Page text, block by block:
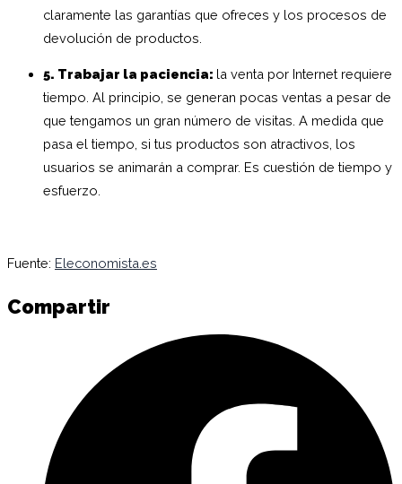
claramente las garantías que ofreces y los procesos de
devolución de productos.
5. Trabajar la paciencia: la venta por Internet requiere
tiempo. Al principio, se generan pocas ventas a pesar de
que tengamos un gran número de visitas. A medida que
pasa el tiempo, si tus productos son atractivos, los
usuarios se animarán a comprar. Es cuestión de tiempo y
esfuerzo.
Fuente: Eleconomista.es
Compartir